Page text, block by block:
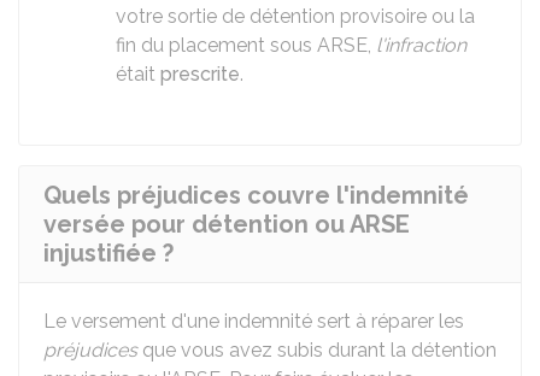
votre sortie de détention provisoire ou la
fin du placement sous ARSE, l'infraction
était prescrite.
Quels préjudices couvre l'indemnité
versée pour détention ou ARSE
injustifiée ?
Le versement d'une indemnité sert à réparer les
préjudicesque vous avez subis durant la détention